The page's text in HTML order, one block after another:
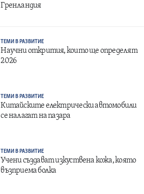
Гренландия
ТЕМИ В РАЗВИТИЕ
Научни открития, които ще определят
2026
ТЕМИ В РАЗВИТИЕ
Китайските електрически автомобили
се налагат на пазара
ТЕМИ В РАЗВИТИЕ
Учени създават изкуствена кожа, която
възприема болка